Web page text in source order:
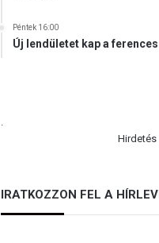
Péntek 16:00
Új lendületet kap a
.
Hirdetés
IRATKOZZON FEL A